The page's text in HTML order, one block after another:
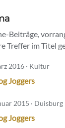
Beiträge,
Treffer im Titel
2016 · Kultur
Joggers
2015 · Duisburg
Joggers